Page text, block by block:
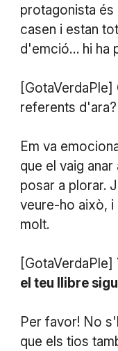
protagonista és
casen i estan
d'emció… hi ha
referents d'ara?
Em va
que el vaig
posar a plorar.
veure-ho això, i
molt.
[GotaVerdaPle]
el teu llibre
Per favor! No
que els tios